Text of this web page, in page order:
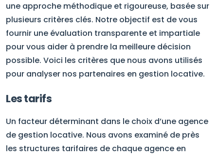
une approche méthodique et rigoureuse, basée sur
plusieurs critères clés. Notre objectif est de vous
fournir une évaluation transparente et impartiale
pour vous aider à prendre la meilleure décision
possible. Voici les critères que nous avons utilisés
pour analyser nos partenaires en gestion locative.
Les tarifs
Un facteur déterminant dans le choix d’une agence
de gestion locative. Nous avons examiné de près
les structures tarifaires de chaque agence en